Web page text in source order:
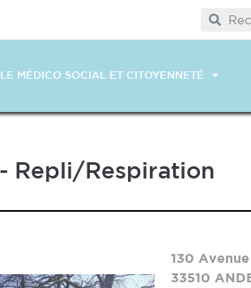
MÉDICO SOCIAL ET CITOYENNETÉ
- Repli/Respiration
130
33510